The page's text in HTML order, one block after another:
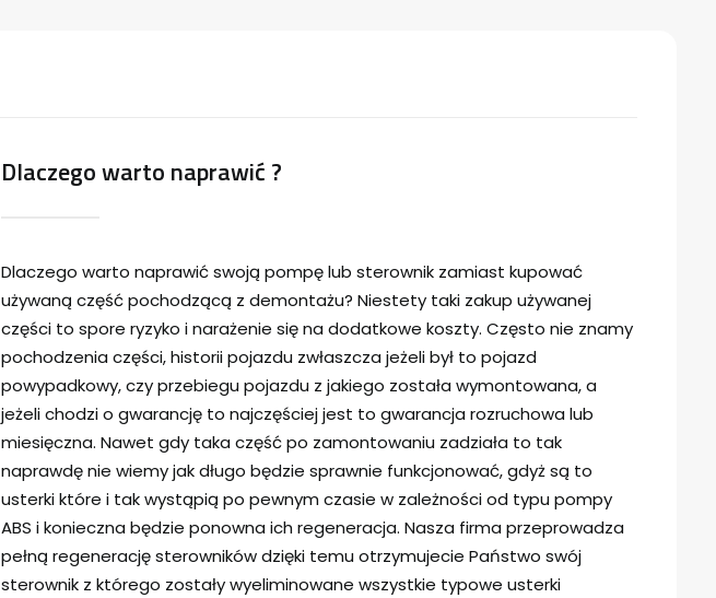
Dlaczego warto naprawić ?
Dlaczego warto naprawić swoją pompę lub sterownik zamiast kupować
używaną część pochodzącą z demontażu? Niestety taki zakup używanej
części to spore ryzyko i narażenie się na dodatkowe koszty. Często nie znamy
pochodzenia części, historii pojazdu zwłaszcza jeżeli był to pojazd
powypadkowy, czy przebiegu pojazdu z jakiego została wymontowana, a
jeżeli chodzi o gwarancję to najczęściej jest to gwarancja rozruchowa lub
miesięczna. Nawet gdy taka część po zamontowaniu zadziała to tak
naprawdę nie wiemy jak długo będzie sprawnie funkcjonować, gdyż są to
usterki które i tak wystąpią po pewnym czasie w zależności od typu pompy
ABS i konieczna będzie ponowna ich regeneracja. Nasza firma przeprowadza
pełną regenerację sterowników dzięki temu otrzymujecie Państwo swój
sterownik z którego zostały wyeliminowane wszystkie typowe usterki